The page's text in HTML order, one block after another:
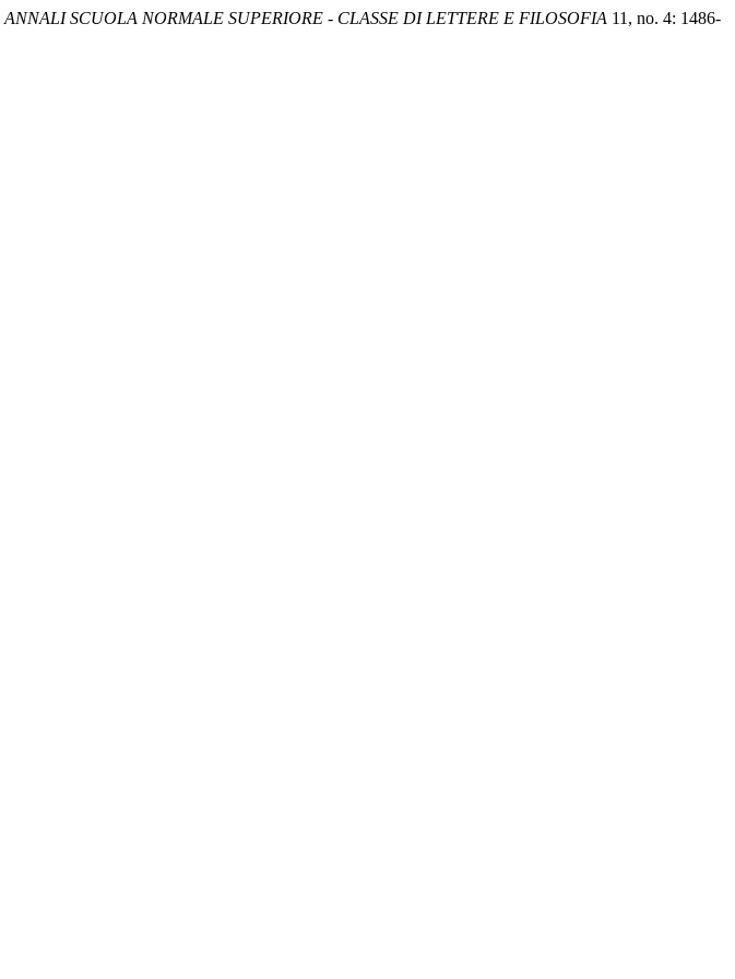
ANNALI SCUOLA NORMALE SUPERIORE - CLASSE DI LETTERE E FILOSOFIA 11, no. 4: 1486-